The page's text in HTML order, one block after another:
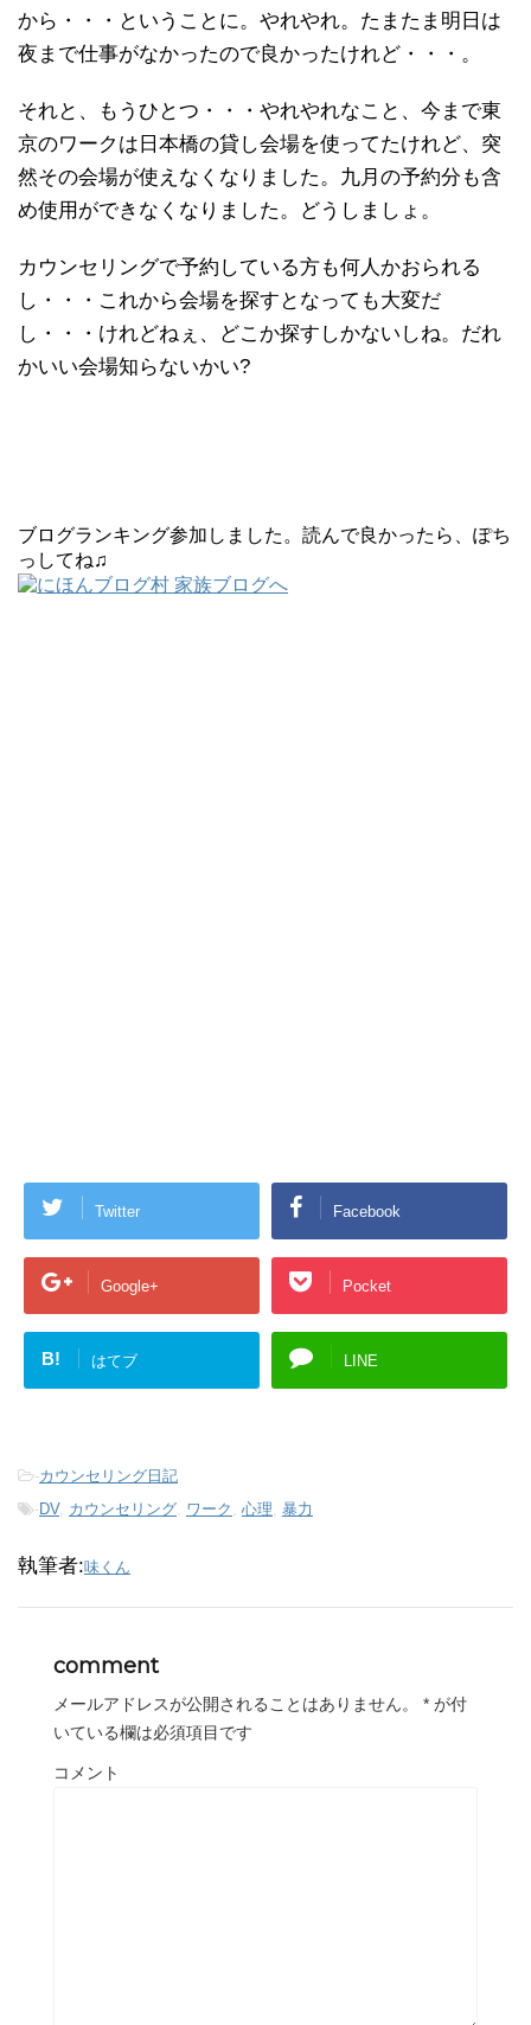
から・・・ということに。やれやれ。たまたま明日は
夜まで仕事がなかったので良かったけれど・・・。
それと、もうひとつ・・・やれやれなこと、今まで東
京のワークは日本橋の貸し会場を使ってたけれど、突
然その会場が使えなくなりました。九月の予約分も含
め使用ができなくなりました。どうしましょ。
カウンセリングで予約している方も何人かおられる
し・・・これから会場を探すとなっても大変だ
し・・・けれどねぇ、どこか探すしかないしね。だれ
かいい会場知らないかい?
ブログランキング参加しました。読んで良かったら、ぽち
っしてね♫
Twitter Facebook
Google+ Pocket
B! はてブ LINE
-カウンセリング日記
-DV, カウンセリング, ワーク , 心理, 暴力
執筆者:味くん
comment
メールアドレスが公開されることはありません。 * が付
いている欄は必須項目です
コメント